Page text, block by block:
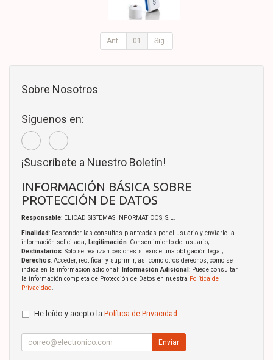
Ant. 01 Sig.
Sobre Nosotros
Síguenos en:
¡Suscríbete a Nuestro Boletín!
INFORMACIÓN BÁSICA SOBRE
PROTECCIÓN DE DATOS
Responsable: ELICAD SISTEMAS INFORMATICOS, S.L.
Finalidad: Responder las consultas planteadas por el usuario y enviarle la
información solicitada; Legitimación: Consentimiento del usuario;
Destinatarios: Solo se realizan cesiones si existe una obligación legal;
Derechos: Acceder, rectificar y suprimir, así como otros derechos, como se
indica en la información adicional;
Información Adicional : Puede consultar
la información completa de Protección de Datos en nuestra Política de
Privacidad
He leído y acepto la Política de Privacidad .
Enviar